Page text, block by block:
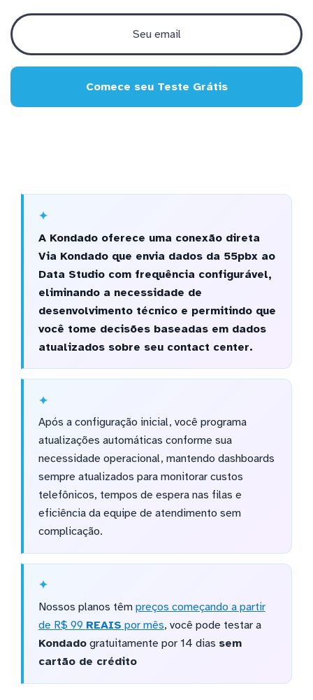
Comece seu Teste Grátis
A Kondado oferece uma conexão direta
Via Kondado que envia dados da 55pbx ao
Data Studio com frequência configurável,
eliminando a necessidade de
desenvolvimento técnico e permitindo que
você tome decisões baseadas em dados
atualizados sobre seu contact center.
Após a configuração inicial, você programa
atualizações automáticas conforme sua
necessidade operacional, mantendo dashboards
sempre atualizados para monitorar custos
telefônicos, tempos de espera nas filas e
eficiência da equipe de atendimento sem
complicação.
Nossos planos têm preços começando a partir
de R$ 99 REAIS por mês, você pode testar a
Kondadogratuitamente por 14 dias sem
cartão de crédito